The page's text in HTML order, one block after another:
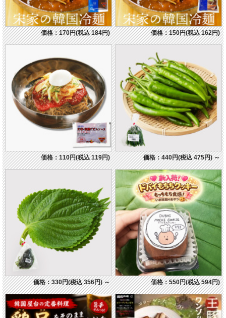
価格：170円(税込 184円) 価格：150円(税込 162円)
価格：110円(税込 119円) 価格：440円(税込 475円)～
価格：330円(税込 356円)～ 価格：550円(税込 594円)